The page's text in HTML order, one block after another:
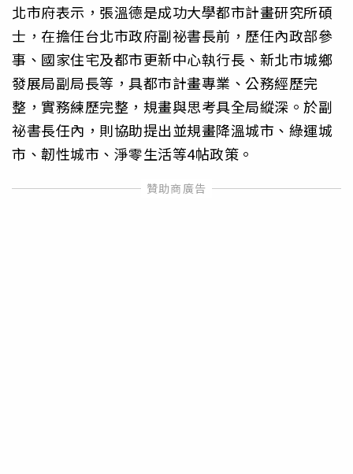
北市府表示，張溫德是成功大學都市計畫研究所碩
士，在擔任台北市政府副祕書長前，歷任內政部參
事、國家住宅及都市更新中心執行長、新北市城鄉
發展局副局長等，具都市計畫專業、公務經歷完
整，實務練歷完整，規畫與思考具全局縱深。於副
祕書長任內，則協助提出並規畫降溫城市、綠運城
市、韌性城市、淨零生活等4帖政策。